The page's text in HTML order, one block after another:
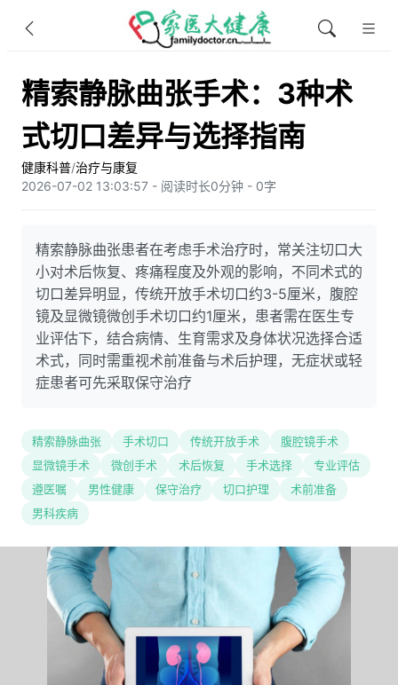
精索静脉曲张手术：3种术
式切口差异与选择指南
健康科普/治疗与康复
2026-07-02 13:03:57 - 阅读时长0分钟 - 0字
精索静脉曲张患者在考虑手术治疗时，常关注切口大
小对术后恢复、疼痛程度及外观的影响，不同术式的
切口差异明显，传统开放手术切口约3-5厘米，腹腔
镜及显微镜微创手术切口约1厘米，患者需在医生专
业评估下，结合病情、生育需求及身体状况选择合适
术式，同时需重视术前准备与术后护理，无症状或轻
症患者可先采取保守治疗
精索静脉曲张 手术切口 传统开放手术
腹腔镜手术
显微镜手术
微创手术 术后恢复 手术选择
专业评估
遵医嘱
男性健康 保守治疗 切口护理
术前准备
男科疾病